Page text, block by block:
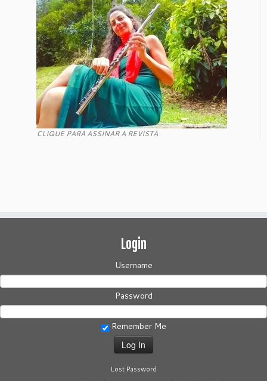
CLIQUE PARA ASSINAR A REVISTA
Login
Username
Password
Remember Me
Lost Password